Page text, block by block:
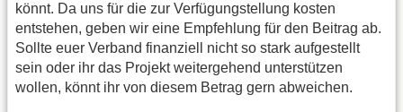
könnt. Da uns für die zur Verfügungstellung kosten
entstehen, geben wir eine Empfehlung für den Beitrag ab.
Sollte euer Verband finanziell nicht so stark aufgestellt
sein oder ihr das Projekt weitergehend unterstützen
wollen, könnt ihr von diesem Betrag gern abweichen.